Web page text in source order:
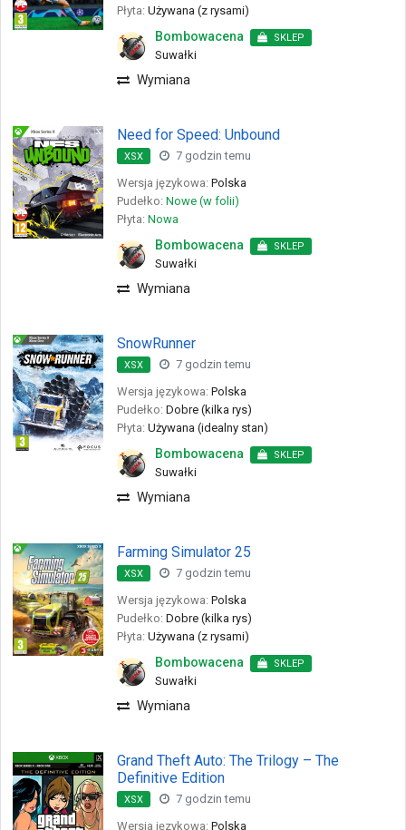
Płyta: Używana (z rysami)
Bombowacena SKLEP
Suwałki
Wymiana
Need for Speed: Unbound
XSX
7 godzin temu
Wersja językowa: Polska
Pudełko: Nowe (w folii)
Płyta: Nowa
Bombowacena SKLEP
Suwałki
Wymiana
SnowRunner
XSX
7 godzin temu
Wersja językowa: Polska
Pudełko: Dobre (kilka rys)
Płyta: Używana (idealny stan)
Bombowacena SKLEP
Suwałki
Wymiana
Farming Simulator 25
XSX
7 godzin temu
Wersja językowa: Polska
Pudełko: Dobre (kilka rys)
Płyta: Używana (z rysami)
Bombowacena SKLEP
Suwałki
Wymiana
Grand Theft Auto: The Trilogy – The
Definitive Edition
XSX
7 godzin temu
Wersja językowa: Polska